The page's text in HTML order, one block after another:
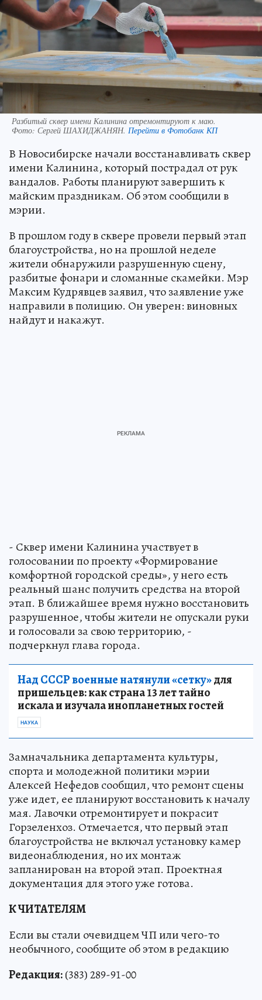
Разбитый сквер имени Калинина отремонтируют к маю.
Фото: Сергей ШАХИДЖАНЯН. Перейти в Фотобанк КП
В Новосибирске начали восстанавливать сквер
имени Калинина, который пострадал от рук
вандалов. Работы планируют завершить к
майским праздникам. Об этом сообщили в
мэрии.
В прошлом году в сквере провели первый этап
благоустройства, но на прошлой неделе
жители обнаружили разрушенную сцену,
разбитые фонари и сломанные скамейки. Мэр
Максим Кудрявцев заявил, что заявление уже
направили в полицию. Он уверен: виновных
найдут и накажут.
- Сквер имени Калинина участвует в
голосовании по проекту «Формирование
комфортной городской среды», у него есть
реальный шанс получить средства на второй
этап. В ближайшее время нужно восстановить
разрушенное, чтобы жители не опускали руки
и голосовали за свою территорию, -
подчеркнул глава города.
Над СССР военные натянули «сетку»для
пришельцев: как страна 13 лет тайно
искала и изучала инопланетных гостей
НАУКА
Замначальника департамента культуры,
спорта и молодежной политики мэрии
Алексей Нефедов сообщил, что ремонт сцены
уже идет, ее планируют восстановить к началу
мая. Лавочки отремонтирует и покрасит
Горзеленхоз. Отмечается, что первый этап
благоустройства не включал установку камер
видеонаблюдения, но их монтаж
запланирован на второй этап. Проектная
документация для этого уже готова.
К ЧИТАТЕЛЯМ
Если вы стали очевидцем ЧП или чего-то
необычного, сообщите об этом в редакцию
Редакция:(383) 289-91-00